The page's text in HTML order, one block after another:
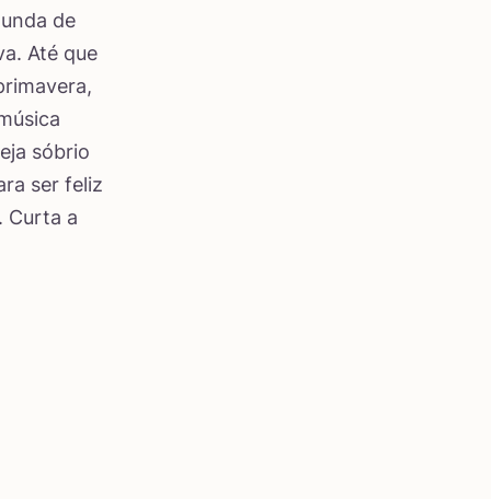
de
Até que
sóbrio
ser feliz
Curta a